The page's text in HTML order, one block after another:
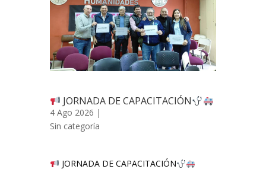
JORNADA DE CAPACITACIÓN
4 Ago 2026 |
Sin categoría
JORNADA DE CAPACITACIÓN